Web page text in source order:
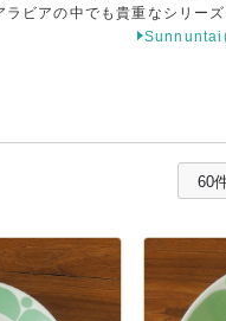
ビアの中でも貴重なシリーズ